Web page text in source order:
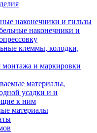
наконечники и гильзы
наконечники и
клеммы, колодки,
монтажа и маркировки
материалы,
усадки и и
к ним
материалы